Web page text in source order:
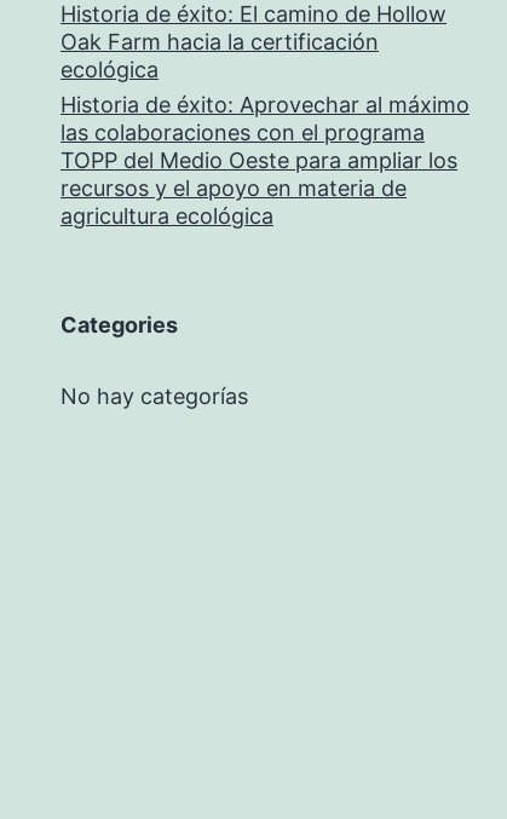
Historia de éxito: El camino de Hollow
Oak Farm hacia la certificación
ecológica
Historia de éxito: Aprovechar al máximo
las colaboraciones con el programa
TOPP del Medio Oeste para ampliar los
recursos y el apoyo en materia de
agricultura ecológica
Categories
No hay categorías